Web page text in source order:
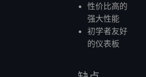
性价比高的
强大性能
初学者友好
的仪表板